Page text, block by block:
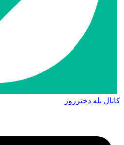
کانال بله دخترروز